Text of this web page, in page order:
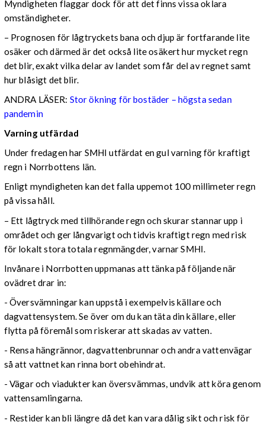
Myndigheten flaggar dock för att det finns vissa oklara
omständigheter.
– Prognosen för lågtryckets bana och djup är fortfarande lite
osäker och därmed är det också lite osäkert hur mycket regn
det blir, exakt vilka delar av landet som får del av regnet samt
hur blåsigt det blir.
ANDRA LÄSER: Stor ökning för bostäder – högsta sedan
pandemin
Varning utfärdad
Under fredagen har SMHI utfärdat en gul varning för kraftigt
regn i Norrbottens län.
Enligt myndigheten kan det falla uppemot 100 millimeter regn
på vissa håll.
– Ett lågtryck med tillhörande regn och skurar stannar upp i
området och ger långvarigt och tidvis kraftigt regn med risk
för lokalt stora totala regnmängder, varnar SMHI.
Invånare i Norrbotten uppmanas att tänka på följande när
ovädret drar in:
- Översvämningar kan uppstå i exempelvis källare och
dagvattensystem. Se över om du kan täta din källare, eller
flytta på föremål som riskerar att skadas av vatten.
- Rensa hängrännor, dagvattenbrunnar och andra vattenvägar
så att vattnet kan rinna bort obehindrat.
- Vägar och viadukter kan översvämmas, undvik att köra genom
vattensamlingarna.
- Restider kan bli längre då det kan vara dålig sikt och risk för